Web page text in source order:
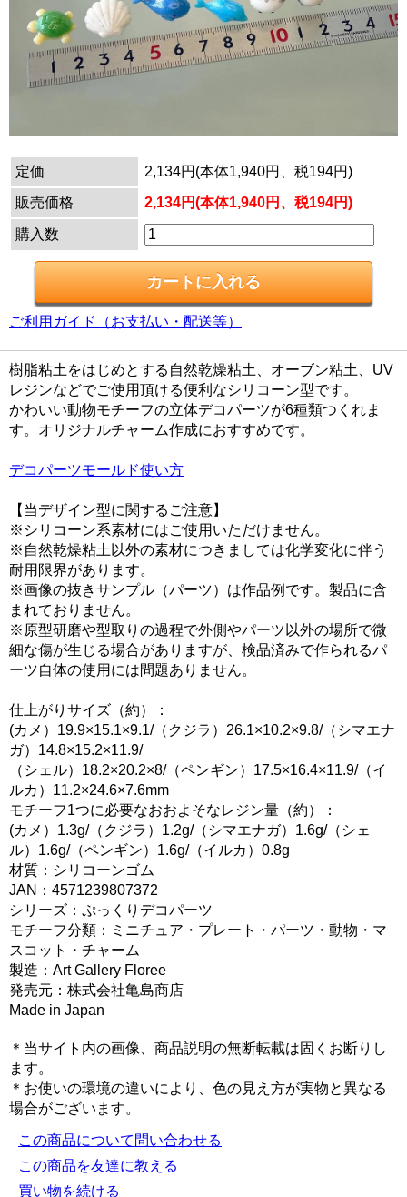
定価
2,134円(本体1,940円、税194円)
販売価格
2,134円(本体1,940円、税194円)
購入数
ご利用ガイド（お支払い・配送等）
樹脂粘土をはじめとする自然乾燥粘土、オーブン粘土、UV
レジンなどでご使用頂ける便利なシリコーン型です。
かわいい動物モチーフの立体デコパーツが6種類つくれま
す。オリジナルチャーム作成におすすめです。
デコパーツモールド使い方
【当デザイン型に関するご注意】
※シリコーン系素材にはご使用いただけません。
※自然乾燥粘土以外の素材につきましては化学変化に伴う
耐用限界があります。
※画像の抜きサンプル（パーツ）は作品例です。製品に含
まれておりません。
※原型研磨や型取りの過程で外側やパーツ以外の場所で微
細な傷が生じる場合がありますが、検品済みで作られるパ
ーツ自体の使用には問題ありません。
仕上がりサイズ（約）：
(カメ）19.9×15.1×9.1/（クジラ）26.1×10.2×9.8/（シマエナ
ガ）14.8×15.2×11.9/
（シェル）18.2×20.2×8/（ペンギン）17.5×16.4×11.9/（イ
ルカ）11.2×24.6×7.6mm
モチーフ1つに必要なおおよそなレジン量（約）：
(カメ）1.3g/（クジラ）1.2g/（シマエナガ）1.6g/（シェ
ル）1.6g/（ペンギン）1.6g/（イルカ）0.8g
材質：シリコーンゴム
JAN：4571239807372
シリーズ：ぷっくりデコパーツ
モチーフ分類：ミニチュア・プレート・パーツ・動物・マ
スコット・チャーム
製造：Art Gallery Floree
発売元：株式会社亀島商店
Made in Japan
＊当サイト内の画像、商品説明の無断転載は固くお断りし
ます。
＊お使いの環境の違いにより、色の見え方が実物と異なる
場合がございます。
この商品について問い合わせる
この商品を友達に教える
買い物を続ける